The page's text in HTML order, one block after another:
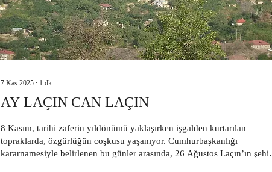
7 Kas 2025 ∙ 1 dk.
AY LAÇIN CAN LAÇIN
8 Kasım, tarihi zaferin yıldönümü yaklaşırken işgalden kurtarılan
topraklarda, özgürlüğün coşkusu yaşanıyor. Cumhurbaşkanlığı
kararnamesiyle belirlenen bu günler arasında, 26 Ağustos Laçın’ın şehir